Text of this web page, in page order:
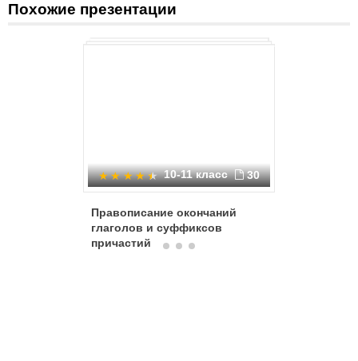
Похожие презентации
10-11 класс 30
Правописание окончаний
глаголов и суффиксов
причастий